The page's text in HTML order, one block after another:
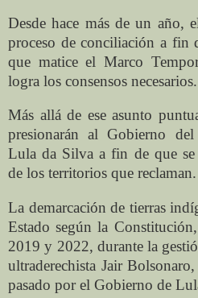
Desde hace más de un año,
proceso de conciliación a fin
que matice el Marco
logra los consensos necesarios.
Más allá de ese asunto
presionarán al Gobierno
Lula da Silva a fin de que se
de los territorios que reclaman.
La demarcación de tierras
Estado según la
2019 y 2022, durante la
ultraderechista Jair
pasado por el Gobierno de